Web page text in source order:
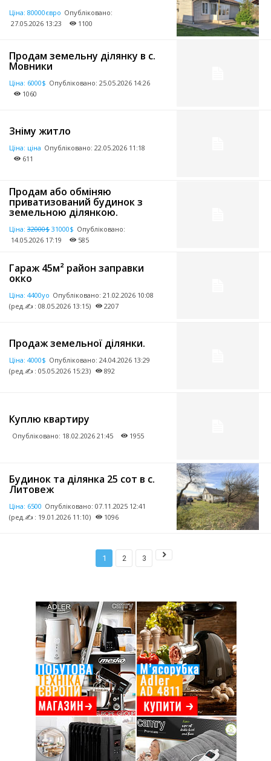
Ціна: 80000євро Опубліковано:
27.05.2026 13:23
1100
Продам земельну ділянку в с.
Мовники
Ціна: 6000$ Опубліковано: 25.05.2026 14:26
1060
Зніму житло
Ціна: ціна Опубліковано: 22.05.2026 11:18
611
Продам або обміняю
приватизований будинок з
земельною ділянкою.
Ціна: 32000$ 31000$ Опубліковано:
14.05.2026 17:19
585
Гараж 45м² район заправки
окко
Ціна: 4400уо Опубліковано: 21.02.2026 10:08
(ред.✍ : 08.05.2026 13:15)
2207
Продаж земельної ділянки.
Ціна: 4000$ Опубліковано: 24.04.2026 13:29
(ред.✍ : 05.05.2026 15:23)
892
Куплю квартиру
Опубліковано: 18.02.2026 21:45 1955
Будинок та ділянка 25 сот в с.
Литовеж
Ціна: 6500 Опубліковано: 07.11.2025 12:41
(ред.✍ : 19.01.2026 11:10)
1096
1 2 3